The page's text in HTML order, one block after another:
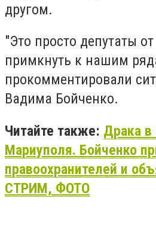
другом.
"Это просто депутаты
примкнуть к нашим
прокомментировали
Вадима Бойченко.
Читайте также: Драка в
Мариуполя. Бойченко
правоохранителей и
СТРИМ, ФОТО